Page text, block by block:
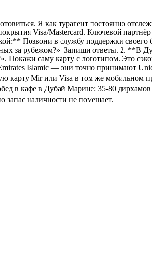
Я как турагент постоянно
Visa/Mastercard. Ключевой
Позвони в службу поддержки
за рубежом?». Запиши ответы. 2. **В
Покажи саму карту с логотипом. Это
Islamic — они точно принимают
карту Mir или Visa в том же мобильном
в кафе в Дубай Марине: 35-80
запас наличности не помешает.